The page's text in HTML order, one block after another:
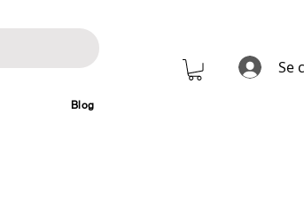
Se
Blog